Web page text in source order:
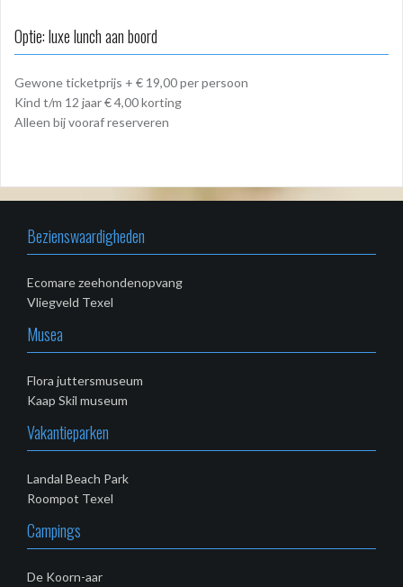
Optie: luxe lunch aan boord
Gewone ticketprijs + € 19,00 per persoon
Kind t/m 12 jaar € 4,00 korting
Alleen bij vooraf reserveren
Bezienswaardigheden
Ecomare zeehondenopvang
Vliegveld Texel
Musea
Flora juttersmuseum
Kaap Skil museum
Vakantieparken
Landal Beach Park
Roompot Texel
Campings
De Koorn-aar